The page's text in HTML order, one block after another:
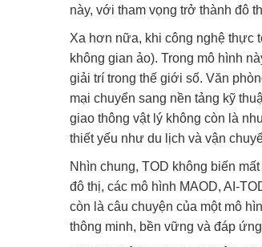
này, với tham vọng trở thành đô
Xa hơn nữa, khi công nghệ thực
không gian ảo). Trong mô hình
giải trí trong thế giới số. Văn
mại chuyển sang nền tảng kỹ
giao thông vật lý không còn là
thiết yếu như du lịch và vận
Nhìn chung, TOD không biến
đô thị, các mô hình MAOD, AI-
còn là câu chuyện của một mô
thông minh, bền vững và đáp